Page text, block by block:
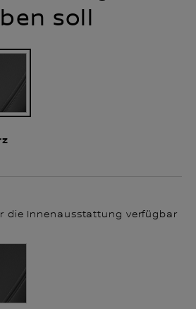
soll
die Innenausstattung verfügbar